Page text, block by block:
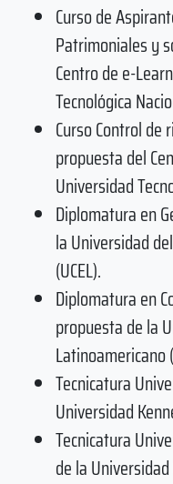
Curso de
Patrimoniales y
Centro de e-
Tecnológica
Curso Control de
propuesta del
Universidad
Diplomatura en
la Universidad
(UCEL).
Diplomatura en
propuesta de la
Latinoamericano
Tecnicatura
Universidad
Tecnicatura
de la